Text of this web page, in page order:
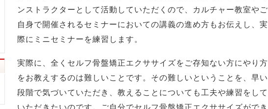
ンストラクターとして活動していただくので、カルチャー教室やご
自身で開催されるセミナーにおいての講義の進め方もお伝えし、実
際にミニセミナーを練習します。
実際に、全くセルフ骨盤矯正エクササイズをご存知ない方にやり方
をお教えするのは難しいことです。その難しいということを、早い
段階で気づいていただき、教えることについても工夫や練習をして
いただきたいのです。ご自分でセルフ骨盤矯正エクササイズができ